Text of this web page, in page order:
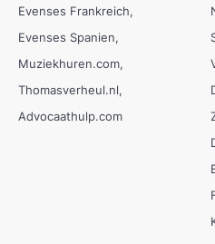
Evenses Frankreich
Evenses Spanien
Muziekhuren.com
Thomasverheul.nl
Advocaathulp.com